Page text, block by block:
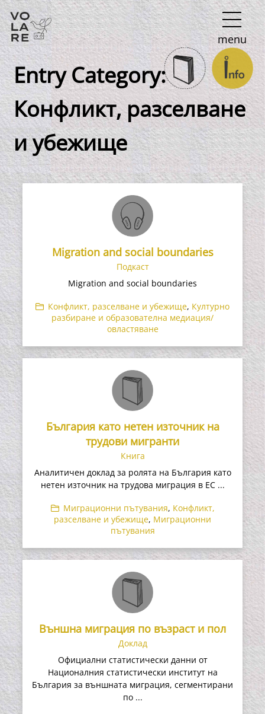
Main
Navigation
menu
Entry Category:
Конфликт, разселване
и убежище
Migration and social boundaries
Подкаст
Migration and social boundaries
Конфликт, разселване и убежище, Културно
разбиране и образователна медиация/
овластяване
България като нетен източник на
трудови мигранти
Книга
Аналитичен доклад за ролята на България като
нетен източник на трудова миграция в ЕС ...
Миграционни пътувания, Конфликт,
разселване и убежище, Миграционни
пътувания
Външна миграция по възраст и пол
Доклад
Официални статистически данни от
Националния статистически институт на
България за външната миграция, сегментирани
по ...